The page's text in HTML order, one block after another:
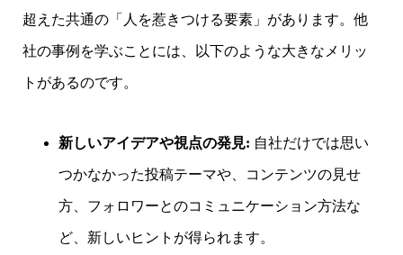
超えた共通の「人を惹きつける要素」があります。他
社の事例を学ぶことには、以下のような大きなメリッ
トがあるのです。
新しいアイデアや視点の発見: 自社だけでは思い
つかなかった投稿テーマや、コンテンツの見せ
方、フォロワーとのコミュニケーション方法な
ど、新しいヒントが得られます。